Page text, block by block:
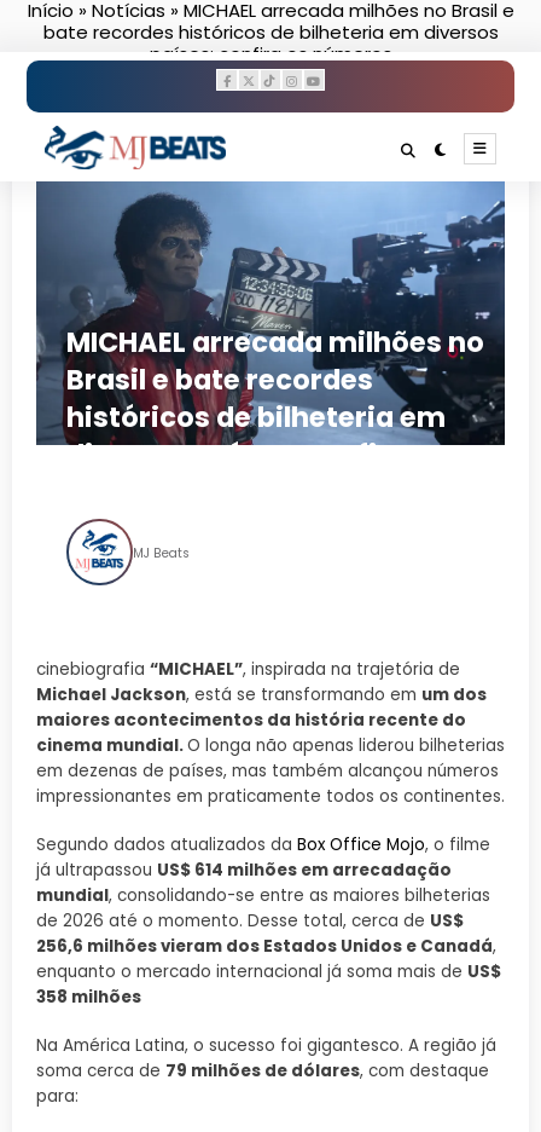
PularInício »Notícias »MICHAEL arrecada milhões no Brasil e
bate recordes históricos de bilheteria em diversos
países; confira os números
MICHAEL arrecada milhões no
Brasil e bate recordes
históricos de bilheteria em
diversos países; confira os
MJ Beats
cinebiografia “MICHAEL”, inspirada na trajetória de
Michael Jackson, está se transformando em um dos
maiores acontecimentos da história recente do
cinema mundial.O longa não apenas liderou bilheterias
em dezenas de países, mas também alcançou números
impressionantes em praticamente todos os continentes.
Segundo dados atualizados da Box Office Mojo, o filme
já ultrapassou US$ 614 milhões em arrecadação
mundial, consolidando-se entre as maiores bilheterias
de 2026 até o momento. Desse total, cerca de US$
256,6 milhões vieram dos Estados Unidos e Canadá,
enquanto o mercado internacional já soma mais de US$
358 milhões
Na América Latina, o sucesso foi gigantesco. A região já
soma cerca de 79 milhões de dólares, com destaque
para: